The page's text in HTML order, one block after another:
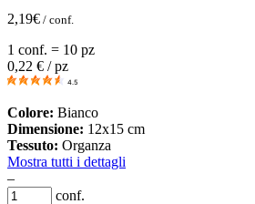
2,19€ / conf.
1 conf. = 10 pz
0,22 € / pz
4.5
Colore: Bianco
Dimensione: 12x15 cm
Tessuto: Organza
Mostra tutti i dettagli
–
conf.